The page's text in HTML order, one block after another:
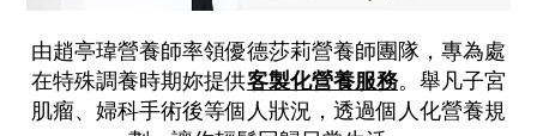
由趙亭瑋營養師率領優德莎莉營養師團隊，專為處
在特殊調養時期妳提供客製化營養服務。舉凡子宮
肌瘤、婦科手術後等個人狀況，透過個人化營養規